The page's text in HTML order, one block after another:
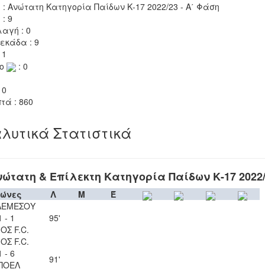
: Ανώτατη Κατηγορία Παίδων Κ-17 2022/23 - Α΄ Φάση
: 9
: 0
: 9
: 0
: 860
Στατιστικά
& Επίλεκτη Κατηγορία Παίδων Κ-17
Λ Μ
Έ
- 1
F.C.
95'
F.C.
- 6
91'